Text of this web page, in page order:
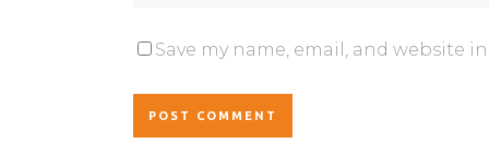
Save my name, email, and website